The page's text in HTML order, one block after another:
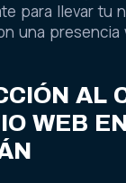
para llevar tu
una presencia
AL
WEB